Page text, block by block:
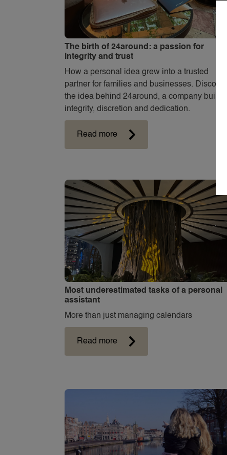
The birth of 24around: a passion for
integrity and trust
How a personal idea grew into a trusted
partner for families and businesses. Discover
the idea behind 24around, a company built on
integrity, discretion and dedication.
Read more
Most underestimated tasks of a personal
assistant
More than just managing calendars
Read more